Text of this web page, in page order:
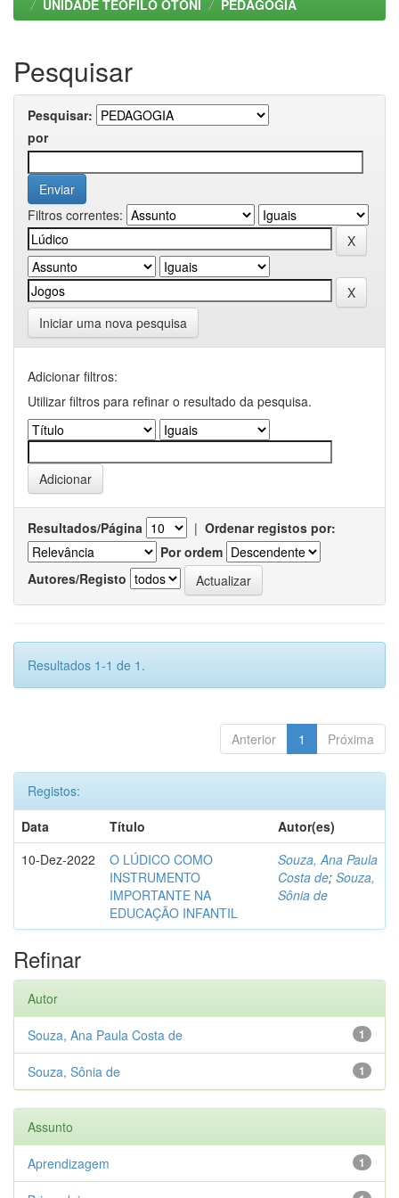
UNIDADE TEOFILO OTONI
PEDAGOGIA
Pesquisar
Pesquisar:
por
Filtros correntes:
Iniciar uma nova pesquisa
Adicionar filtros:
Utilizar filtros para refinar o resultado da pesquisa.
Resultados/Página | Ordenar registos por:
Por ordem
Autores/Registo
Resultados 1-1 de 1.
Anterior 1 Próxima
Registos:
Data
Título
Autor(es)
10-Dez-2022
O LÚDICO COMO
INSTRUMENTO
IMPORTANTE NA
EDUCAÇÃO INFANTIL
Souza, Ana Paula
Costa de; Souza,
Sônia de
Refinar
Autor
1
Souza, Ana Paula Costa de
1
Souza, Sônia de
Assunto
1
Aprendizagem